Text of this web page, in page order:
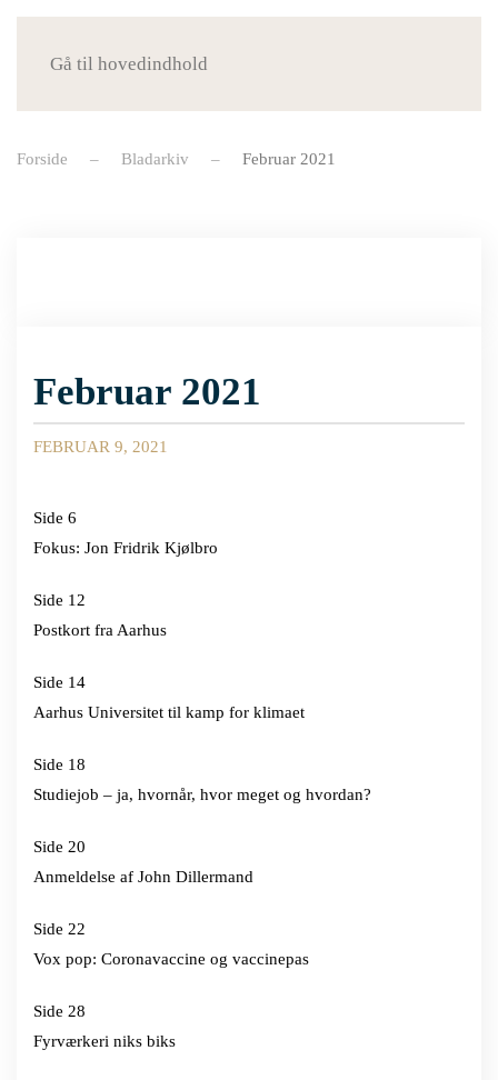
Gå til hovedindhold
Forside Bladarkiv Februar 2021
Februar 2021
FEBRUAR 9, 2021
Side 6
Fokus: Jon Fridrik Kjølbro
Side 12
Postkort fra Aarhus
Side 14
Aarhus Universitet til kamp for klimaet
Side 18
Studiejob – ja, hvornår, hvor meget og hvordan?
Side 20
Anmeldelse af John Dillermand
Side 22
Vox pop: Coronavaccine og vaccinepas
Side 28
Fyrværkeri niks biks